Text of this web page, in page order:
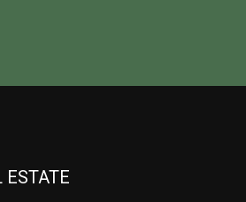
ESTATE